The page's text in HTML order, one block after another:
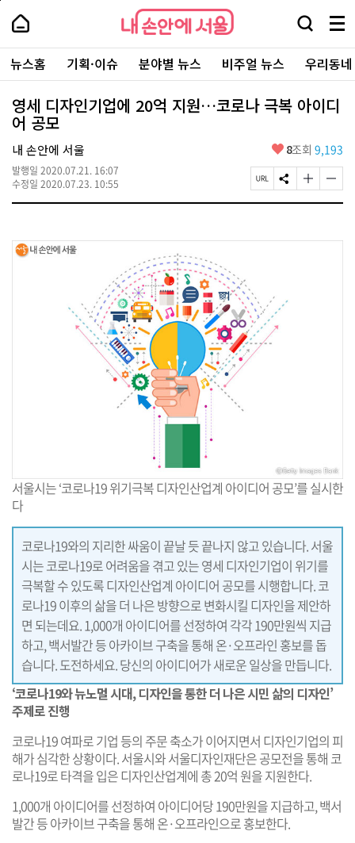
본
로
가
내
손
안
에
서
울
-
서
울
시
대
표
소
통
포
내
손
에
울
검
창
열
기
메
뉴
전
체
보
기
주
요
서
뉴스홈 기획·이슈 분야별 뉴스 비주얼 뉴스 우리동
영세 디자인기업에 20억 지원…코로나 극복 아이디
어 공모
내 손안에 서울
발행일 2020.07.21. 16:07
수정일 2020.07.23. 10:55
좋
요
8조회 9,193
페
이
R
S
N
유
글
자
크
글
자
작
서울시는 ‘코로나19 위기극복 디자인산업계 아이디어 공모’를 실시한
다
코로나19와의 지리한 싸움이 끝날 듯 끝나지 않고 있습니다. 서울
시는 코로나19로 어려움을 겪고 있는 영세 디자인기업이 위기를
극복할 수 있도록 디자인산업계 아이디어 공모를 시행합니다. 코
로나19 이후의 삶을 더 나은 방향으로 변화시킬 디자인을 제안하
면 되는데요. 1,000개 아이디어를 선정하여 각각 190만원씩 지급
하고, 백서발간 등 아카이브 구축을 통해 온·오프라인 홍보를 돕
습니다. 도전하세요. 당신의 아이디어가 새로운 일상을 만듭니다.
‘코로나19와 뉴노멀 시대, 디자인을 통한 더 나은 시민 삶의 디자인’
주제로 진행
코로나19 여파로 기업 등의 주문 축소가 이어지면서 디자인기업의 피
해가 심각한 상황이다. 서울시와 서울디자인재단은 공모전을 통해 코
로나19로 타격을 입은 디자인산업계에 총 20억 원을 지원한다.
1,000개 아이디어를 선정하여 아이디어당 190만원을 지급하고, 백서
발간 등 아카이브 구축을 통해 온·오프라인으로 홍보한다.
페
상
단
로